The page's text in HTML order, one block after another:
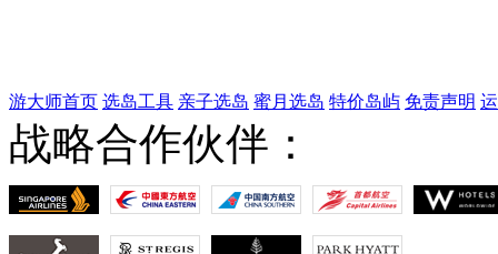
游大师首页 选岛工具 亲子选岛 蜜月选岛 特价岛屿 免责声明
战略合作伙伴：